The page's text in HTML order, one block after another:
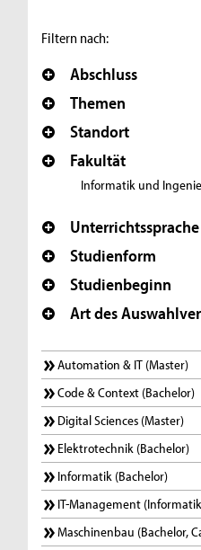
Filtern nach:
Abschluss
Themen
Standort
Fakultät
Informatik und
Unterrichtssprache
Studienform
Studienbeginn
Art des
Automation & IT (Master)
Code & Context (Bachelor)
Digital Sciences (Master)
Elektrotechnik (Bachelor)
Informatik (Bachelor)
IT-Management
Maschinenbau (Bachelor,